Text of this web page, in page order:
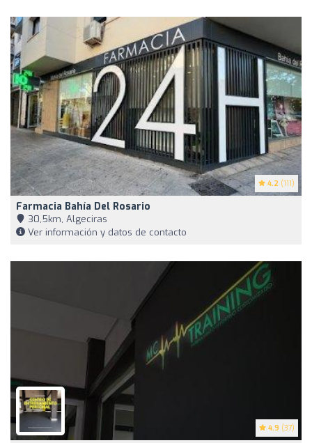
4.2 (111)
Farmacia Bahía Del Rosario
30,5km, Algeciras
Ver información y datos de contacto
4.9 (37)